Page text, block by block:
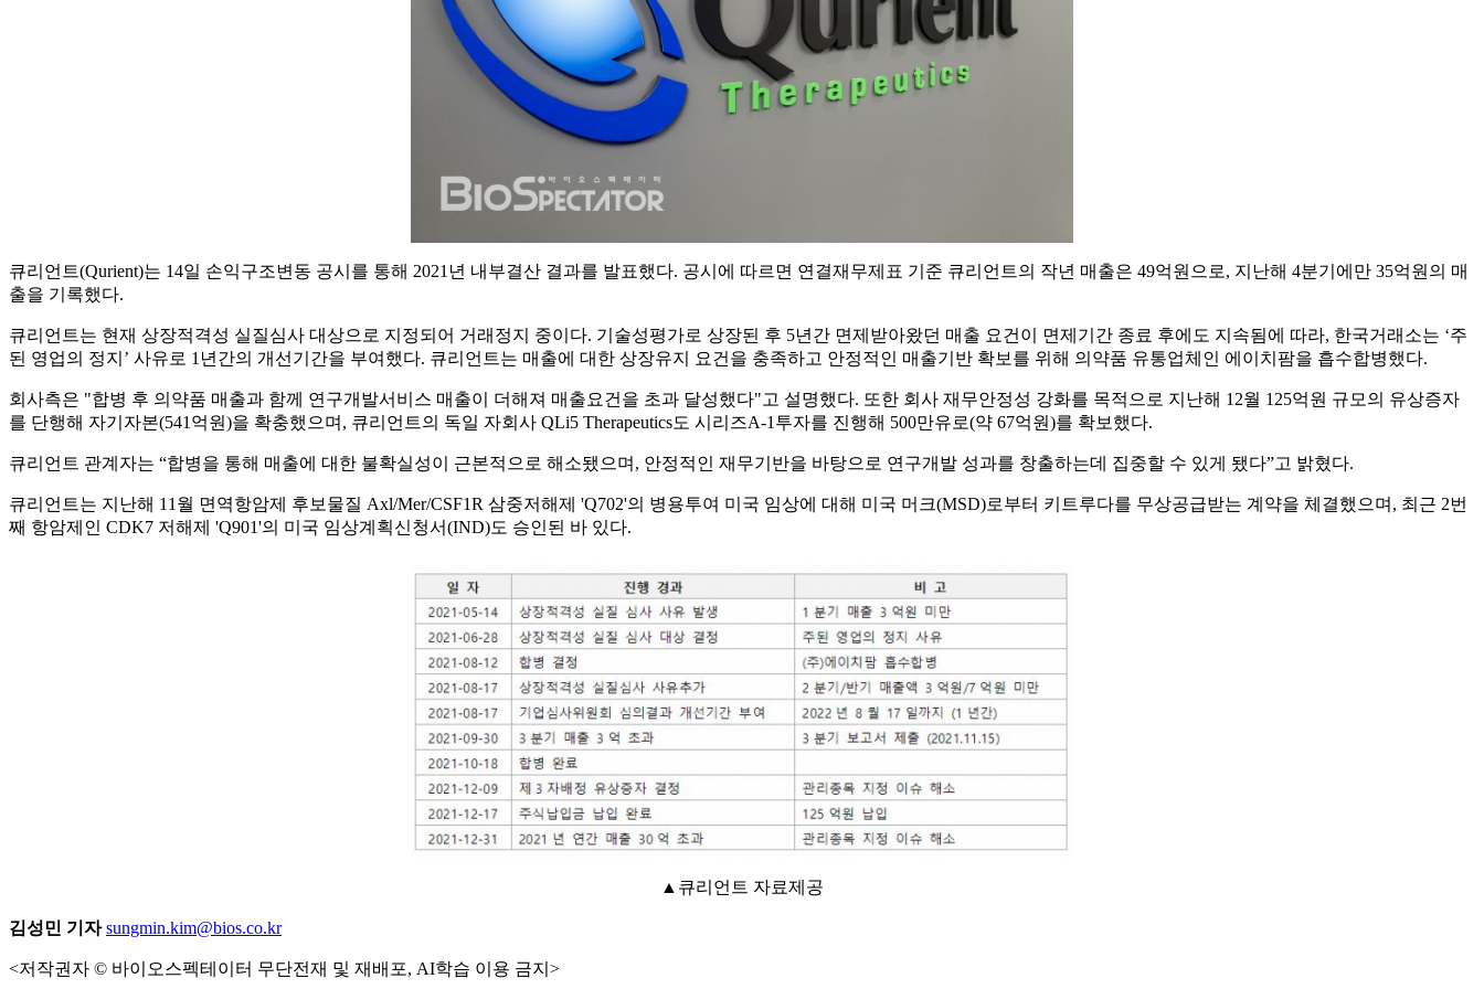
큐리언트(Qurient)는 14일 손익구조변동 공시를 통해 2021년 내부결산 결과를 발표했다. 공시에 따르면 연결재무제표 기준 큐리언트의 작년 매출은 49억원으로, 지난해 4분기에만 35억원의 매
출을 기록했다.
큐리언트는 현재 상장적격성 실질심사 대상으로 지정되어 거래정지 중이다. 기술성평가로 상장된 후 5년간 면제받아왔던 매출 요건이 면제기간 종료 후에도 지속됨에 따라, 한국거래소는 ‘주
된 영업의 정지’ 사유로 1년간의 개선기간을 부여했다. 큐리언트는 매출에 대한 상장유지 요건을 충족하고 안정적인 매출기반 확보를 위해 의약품 유통업체인 에이치팜을 흡수합병했다.
회사측은 "합병 후 의약품 매출과 함께 연구개발서비스 매출이 더해져 매출요건을 초과 달성했다"고 설명했다. 또한 회사 재무안정성 강화를 목적으로 지난해 12월 125억원 규모의 유상증자
를 단행해 자기자본(541억원)을 확충했으며, 큐리언트의 독일 자회사 QLi5 Therapeutics도 시리즈A-1투자를 진행해 500만유로(약 67억원)를 확보했다.
큐리언트 관계자는 “합병을 통해 매출에 대한 불확실성이 근본적으로 해소됐으며, 안정적인 재무기반을 바탕으로 연구개발 성과를 창출하는데 집중할 수 있게 됐다”고 밝혔다.
큐리언트는 지난해 11월 면역항암제 후보물질 Axl/Mer/CSF1R 삼중저해제 'Q702'의 병용투여 미국 임상에 대해 미국 머크(MSD)로부터 키트루다를 무상공급받는 계약을 체결했으며, 최근 2번
째 항암제인 CDK7 저해제 'Q901'의 미국 임상계획신청서(IND)도 승인된 바 있다.
▲큐리언트 자료제공
김성민 기자 sungmin.kim@bios.co.kr
<저작권자 © 바이오스펙테이터 무단전재 및 재배포, AI학습 이용 금지>